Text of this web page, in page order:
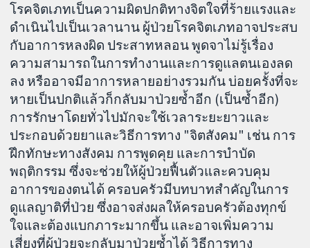
โรคจิตเภทเป็นความผิดปกติทางจิตใจที่ร้ายแรงและ
ดำเนินไปเป็นเวลานาน ผู้ป่วยโรคจิตเภทอาจประสบ
กับอาการหลงผิด ประสาทหลอน พูดจาไม่รู้เรื่อง
ความสามารถในการทำงานและการดูแลตนเองลด
ลง หรืออาจมีอาการหลายอย่างรวมกัน บ่อยครั้งที่จะ
หายเป็นปกติแล้วก็กลับมาป่วยซ้ำอีก (เป็นซ้ำอีก)
การรักษาโดยทั่วไปมักจะใช้เวลาระยะยาวและ
ประกอบด้วยยาและวิธีการทาง "จิตสังคม" เช่น การ
ฝึกทักษะทางสังคม การพูดคุย และการบำบัด
พฤติกรรม ซึ่งจะช่วยให้ผู้ป่วยฟื้นตัวและควบคุม
อาการของตนได้ ครอบครัวมีบทบาทสำคัญในการ
ดูแลญาติที่ป่วย ซึ่งอาจส่งผลให้ครอบครัวต้องทุกข์
ใจและต้องแบกภาระมากขึ้น และอาจเพิ่มความ
เสี่ยงที่ผู้ป่วยจะกลับมาป่วยซ้ำได้ วิธีการทาง